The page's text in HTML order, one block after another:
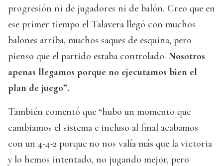
progresión ni de jugadores ni de balón. Creo que en
ese primer tiempo el Talavera llegó con muchos
balones arriba, muchos saques de esquina, pero
pienso que el partido estaba controlado. Nosotros
apenas llegamos porque no ejecutamos bien el
plan de juego”.
También comentó que “hubo un momento que
cambiamos el sistema e incluso al final acabamos
con un 4-4-2 porque no nos valía más que la victoria
y lo hemos intentado, no jugando mejor, pero